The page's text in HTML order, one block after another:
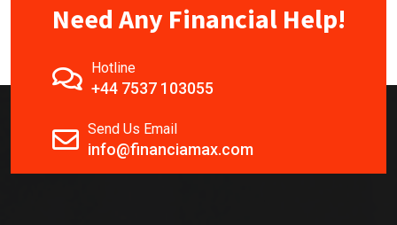
Need Any Financial Help!
Hotline
+44 7537 103055
Send Us Email
info@financiamax.com